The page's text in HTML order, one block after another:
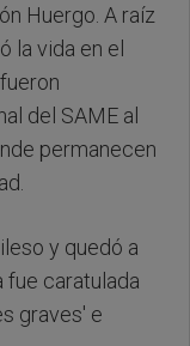
Huergo. A raíz
la vida en el
del SAME al
permanecen
y quedó a
fue caratulada
graves' e